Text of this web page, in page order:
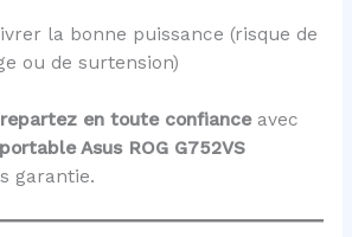
la bonne puissance (risque de
ou de surtension)
en toute confianceavec
Asus ROG G752VS
garantie.